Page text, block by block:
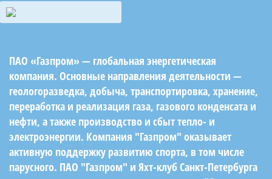
ПАО «Газпром» — глобальная энергетическая
компания. Основные направления деятельности —
геологоразведка, добыча, транспортировка, хранение,
переработка и реализация газа, газового конденсата и
нефти, а также производство и сбыт тепло- и
электроэнергии. Компания "Газпром" оказывает
активную поддержку развитию спорта, в том числе
парусного. ПАО "Газпром" и Яхт-клуб Санкт-Петербурга